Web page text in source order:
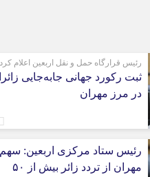
رئیس قرارگاه حمل و نقل اربعین اعلام
ثبت رکورد جهانی جابه‌جایی
در مرز مهران
رئیس ستاد مرکزی اربعین:
مهران از تردد زائر بیش از ۵۰